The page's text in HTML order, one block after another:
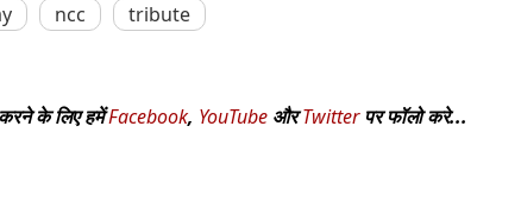
ncc tribute
के लिए हमेंFacebook, YouTube औरTwitterपर फॉलो करे...